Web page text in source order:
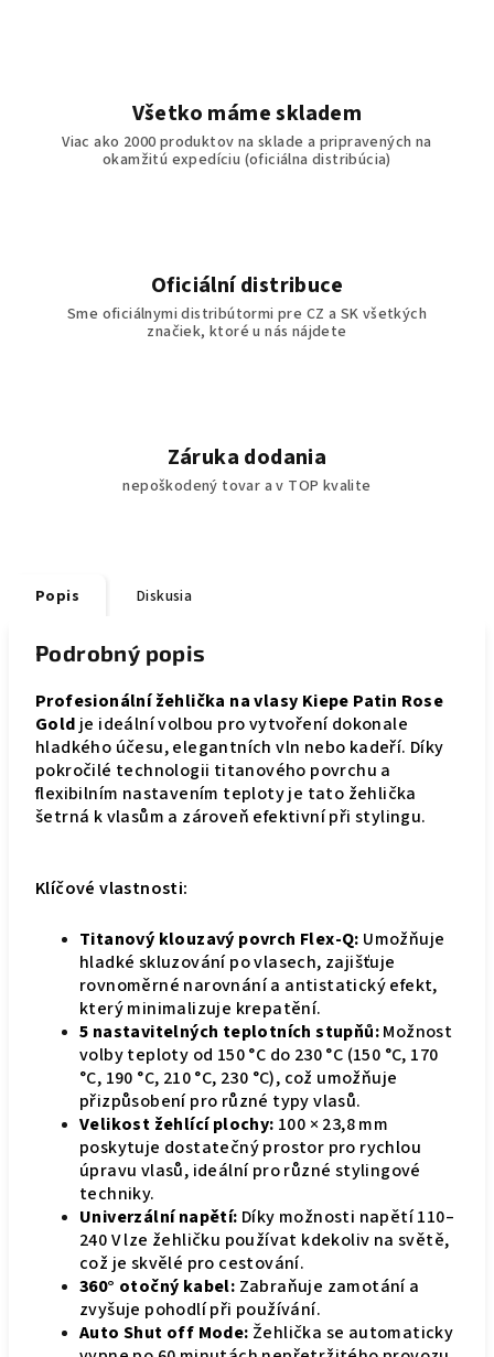
Všetko máme skladem
Viac ako 2000 produktov na sklade a pripravených na
okamžitú expedíciu (oficiálna distribúcia)
Oficiální distribuce
Sme oficiálnymi distribútormi pre CZ a SK všetkých
značiek, ktoré u nás nájdete
Záruka dodania
nepoškodený tovar a v TOP kvalite
Popis Diskusia
Podrobný popis
Profesionální žehlička na vlasy Kiepe Patin Rose
Gold je ideální volbou pro vytvoření dokonale
hladkého účesu, elegantních vln nebo kadeří. Díky
pokročilé technologii titanového povrchu a
flexibilním nastavením teploty je tato žehlička
šetrná k vlasům a zároveň efektivní při stylingu.
Klíčové vlastnosti:
Titanový klouzavý povrch Flex-Q: Umožňuje
hladké skluzování po vlasech, zajišťuje
rovnoměrné narovnání a antistatický efekt,
který minimalizuje krepatění.
5 nastavitelných teplotních stupňů:Možnost
volby teploty od 150 °C do 230 °C (150 °C, 170
°C, 190 °C, 210 °C, 230 °C), což umožňuje
přizpůsobení pro různé typy vlasů.
Velikost žehlící plochy: 100 × 23,8 mm
poskytuje dostatečný prostor pro rychlou
úpravu vlasů, ideální pro různé stylingové
techniky.
Univerzální napětí: Díky možnosti napětí 110–
240 V lze žehličku používat kdekoliv na světě,
což je skvělé pro cestování.
360° otočný kabel: Zabraňuje zamotání a
zvyšuje pohodlí při používání.
Auto Shut off Mode: Žehlička se automaticky